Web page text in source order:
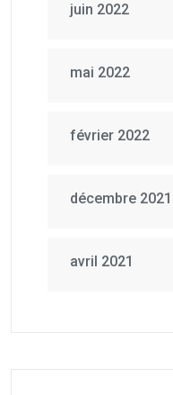
juin 2022
mai 2022
février 2022
décembre 2021
avril 2021